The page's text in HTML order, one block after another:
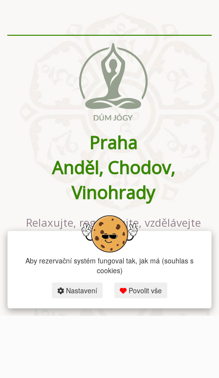
Praha
Anděl, Chodov,
Vinohrady
Relaxujte, regenerujte, vzdělávejte
se v největším jógovém studiu v
Praze
Aby rezervační systém fungoval tak, jak má (souhlas s
cookies)
Nastavení Povolit vše